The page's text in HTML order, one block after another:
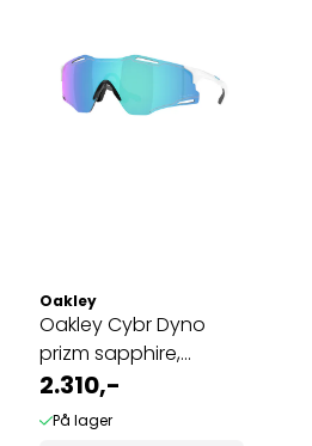
Oakley
Oakley Cybr Dyno
prizm sapphire,
polished black ...
2.310,-
På lager